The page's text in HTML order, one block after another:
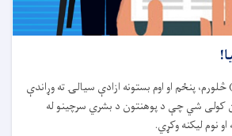
خپل (18) څلورم، پنځم او اوم بستونه ازادې سيالۍ ته وړاندې
کولی شي چې د پوهنتون د بشري سرچینو له
نوم لیکنه وکړي.